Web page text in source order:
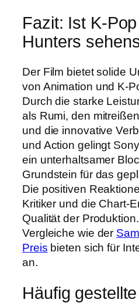
Fazit: Ist K-
Hunters
Der Film bietet solide
von Animation und K-
Durch die starke
als Rumi, den
und die innovative
und Action gelingt
ein unterhaltsamer
Grundstein für das
Die positiven
Kritiker und die Chart-
Qualität der
Vergleiche wie der
Preis bieten sich für
an.
Häufig